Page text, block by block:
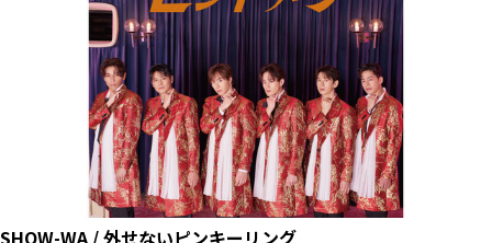
SHOW-WA / 外せないピンキーリング